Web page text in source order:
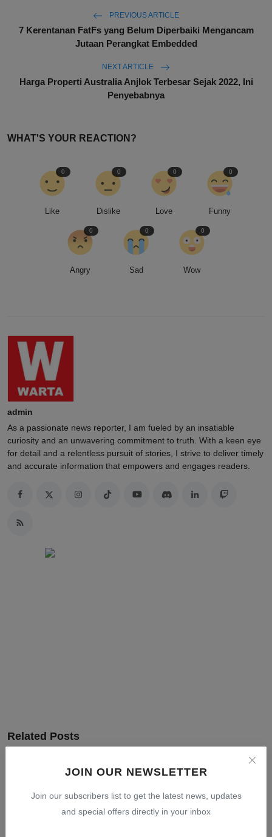
JOIN OUR NEWSLETTER
Join our subscribers list to get the latest news, updates
and special offers directly in your inbox
PREVIOUS ARTICLE
7 Kerentanan FatFs yang Belum Diperbaiki Mengancam
Jutaan Perangkat Embedded
NEXT ARTICLE
Harga Properti Australia Anjlok Terbesar Sejak 2022, Ini
Penyebabnya
WHAT'S YOUR REACTION?
Like
0
Dislike
0
Love
0
Funny
0
Angry
0
Sad
0
Wow
0
admin
As a passionate news reporter, I am fueled by an insatiable
curiosity and an unwavering commitment to truth. With a keen eye
for detail and a relentless pursuit of stories, I strive to deliver timely
and accurate information that empowers and engages readers.
Related Posts